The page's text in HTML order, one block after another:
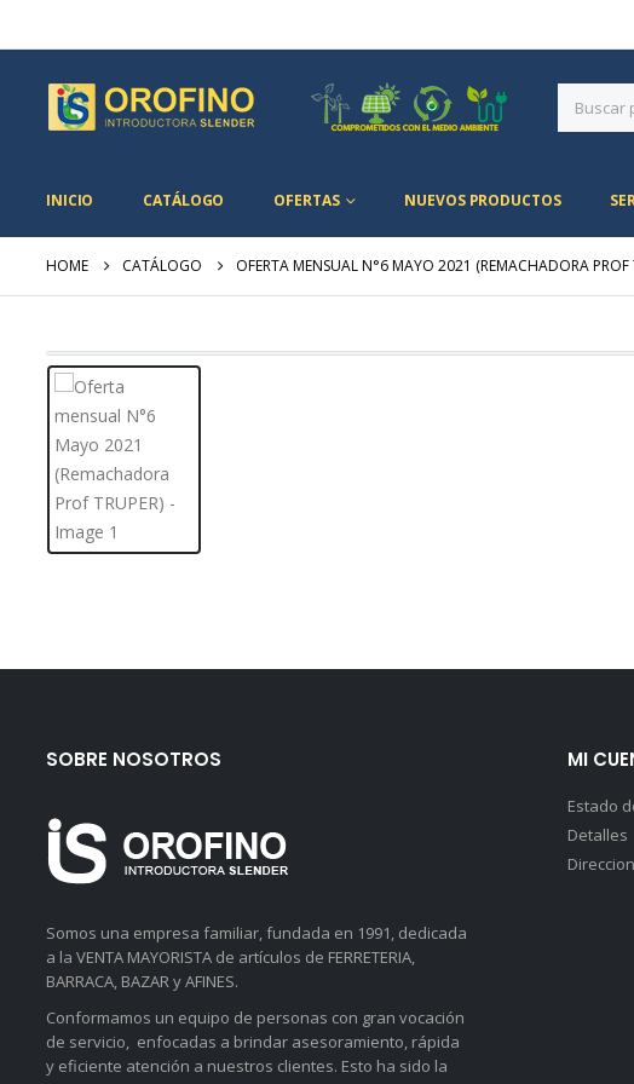
INICIO CATÁLOGO OFERTAS NUEVOS PRODUCTOS
HOME CATÁLOGO OFERTA MENSUAL N°6 MAYO 2021 (REMACHADORA PROF
SOBRE NOSOTROS
Somos una empresa familiar, fundada en 1991, dedicada
a la VENTA MAYORISTA de artículos de FERRETERIA,
BARRACA, BAZAR y AFINES.
Conformamos un equipo de personas con gran vocación
de servicio, enfocadas a brindar asesoramiento, rápida
y eficiente atención a nuestros clientes. Esto ha sido la
MI
Estado
Detalles